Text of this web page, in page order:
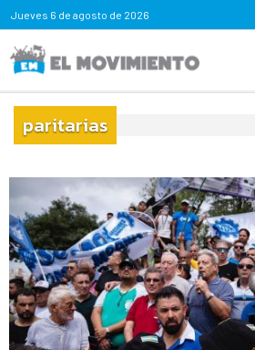
Jueves 6 de agosto de 2026
paritarias